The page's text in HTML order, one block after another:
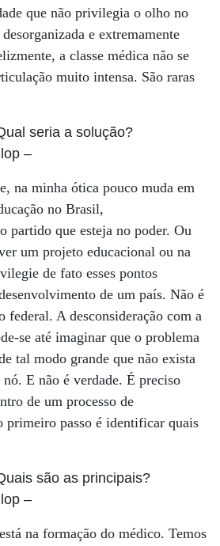
que não privilegia o olho no
e extremamente
a classe médica não se
muito intensa. São raras
seria a solução?
–
na minha ótica pouco muda em
no Brasil,
partido que esteja no poder. Ou
um projeto educacional ou na
de fato esses pontos
de um país. Não é
federal. A desconsideração com a
se até imaginar que o problema
tal modo grande que não exista
E não é verdade. É preciso
de um processo de
primeiro passo é identificar quais
são as principais?
–
na formação do médico. Temos